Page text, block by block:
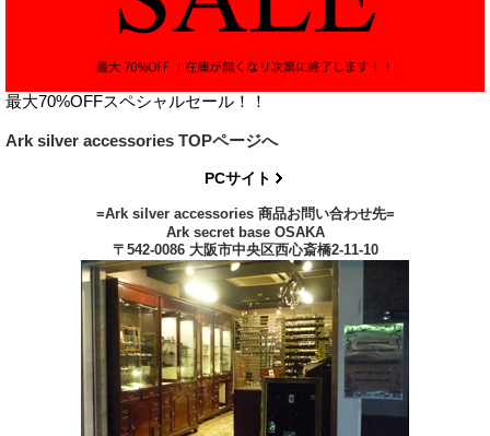
最大70%OFFスペシャルセール！！
Ark silver accessories TOPページへ
PCサイト
=Ark silver accessories 商品お問い合わせ先=
Ark secret base OSAKA
〒542-0086 大阪市中央区西心斎橋2-11-10